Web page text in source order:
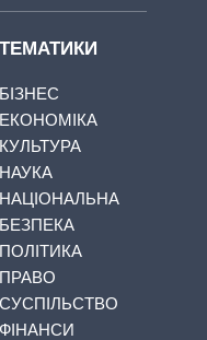
ТЕМАТИКИ
БІЗНЕС
ЕКОНОМІКА
КУЛЬТУРА
НАУКА
НАЦІОНАЛЬНА
БЕЗПЕКА
ПОЛІТИКА
ПРАВО
СУСПІЛЬСТВО
ФІНАНСИ